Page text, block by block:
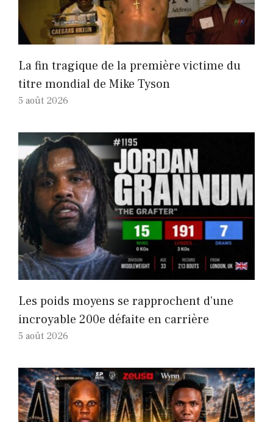
La fin tragique de la première victime du
titre mondial de Mike Tyson
5 août 2026
Les poids moyens se rapprochent d’une
incroyable 200e défaite en carrière
5 août 2026